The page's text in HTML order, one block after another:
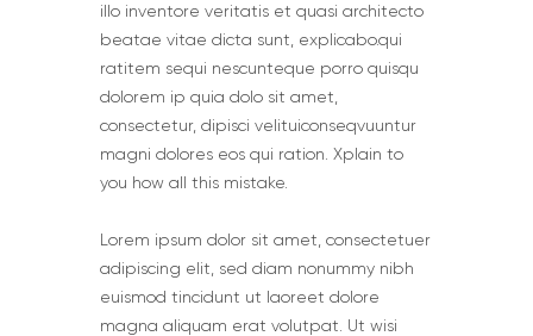
illo inventore veritatis et quasi architecto
beatae vitae dicta sunt, explicabo.qui
ratitem sequi nescunteque porro quisqu
dolorem ip quia dolo sit amet,
consectetur, dipisci velituiconseqvuuntur
magni dolores eos qui ration. Xplain to
you how all this mistake.
Lorem ipsum dolor sit amet, consectetuer
adipiscing elit, sed diam nonummy nibh
euismod tincidunt ut laoreet dolore
magna aliquam erat volutpat. Ut wisi